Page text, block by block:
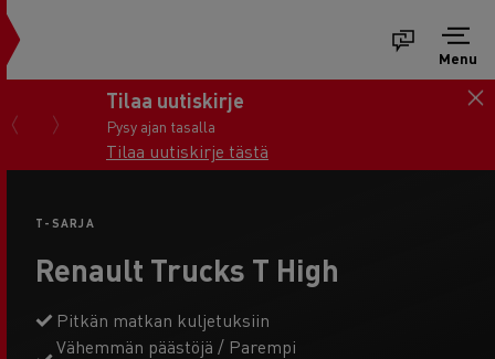
Menu
Tilaa uutiskirje
Pysy ajan tasalla
Tilaa uutiskirje tästä
T-SARJA
Renault Trucks T High
Pitkän matkan kuljetuksiin
Vähemmän päästöjä / Parempi